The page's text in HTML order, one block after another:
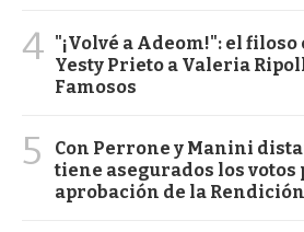
4 "¡Volvé a Adeom!": el
Yesty Prieto a Valeria
Famosos
5
Con Perrone y Manini
tiene asegurados los votos
aprobación de la